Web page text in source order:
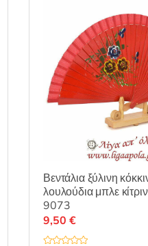
Βεντάλια ξύλινη
λουλούδια μπλε
9073
9,50 €